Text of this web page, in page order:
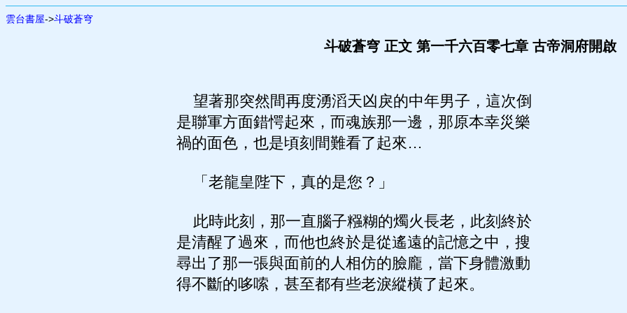
雲台書屋->斗破蒼穹
斗破蒼穹 正文 第一千六百零七章 古帝洞府開啟
望著那突然間再度湧滔天凶戾的中年男子，這次倒
是聯軍方面錯愕起來，而魂族那一邊，那原本幸災樂
禍的面色，也是頃刻間難看了起來…
「老龍皇陛下，真的是您？」
此時此刻，那一直腦子糨糊的燭火長老，此刻終於
是清醒了過來，而他也終於是從遙遠的記憶之中，搜
尋出了那一張與面前的人相仿的臉龐，當下身體激動
得不斷的哆嗦，甚至都有些老淚縱橫了起來。